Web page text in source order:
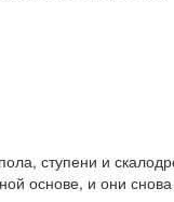
ступени и
основе, и они